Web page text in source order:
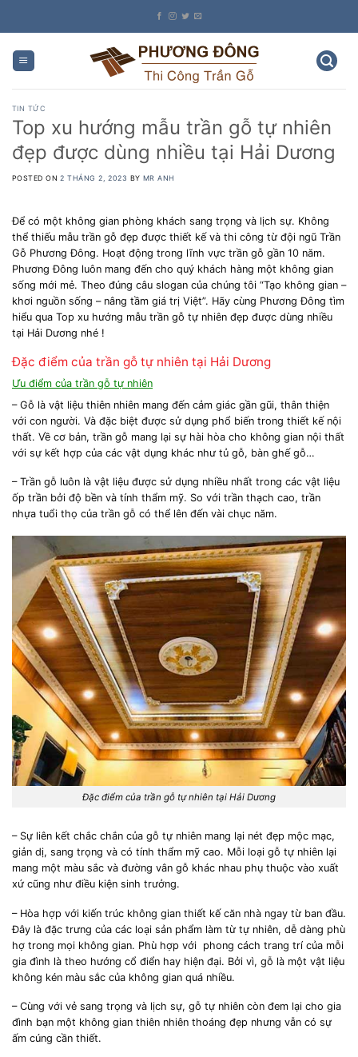
TIN TỨC
Top xu hướng mẫu trần gỗ tự nhiên
đẹp được dùng nhiều tại Hải Dương
POSTED ON2 THÁNG 2, 2023 BY MR ANH
Để có một không gian phòng khách sang trọng và lịch sự. Không
thể thiếu mẫu trần gỗ đẹp được thiết kế và thi công từ đội ngũ Trần
Gỗ Phương Đông. Hoạt động trong lĩnh vực trần gỗ gần 10 năm.
Phương Đông luôn mang đến cho quý khách hàng một không gian
sống mới mẻ. Theo đúng câu slogan của chúng tôi “Tạo không gian –
khơi nguồn sống – nâng tầm giá trị Việt”. Hãy cùng Phương Đông tìm
hiểu qua Top xu hướng mẫu trần gỗ tự nhiên đẹp được dùng nhiều
tại Hải Dương nhé !
Đặc điểm của trần gỗ tự nhiên tại Hải Dương
Ưu điểm của trần gỗ tự nhiên
– Gỗ là vật liệu thiên nhiên mang đến cảm giác gần gũi, thân thiện
với con người. Và đặc biệt được sử dụng phổ biến trong thiết kế nội
thất. Về cơ bản, trần gỗ mang lại sự hài hòa cho không gian nội thất
với sự kết hợp của các vật dụng khác như tủ gỗ, bàn ghế gỗ…
– Trần gỗ luôn là vật liệu được sử dụng nhiều nhất trong các vật liệu
ốp trần bởi độ bền và tính thẩm mỹ. So với trần thạch cao, trần
nhựa tuổi thọ của trần gỗ có thể lên đến vài chục năm.
Đặc điểm của trần gỗ tự nhiên tại Hải Dương
– Sự liên kết chắc chắn của gỗ tự nhiên mang lại nét đẹp mộc mạc,
giản dị, sang trọng và có tính thẩm mỹ cao. Mỗi loại gỗ tự nhiên lại
mang một màu sắc và đường vân gỗ khác nhau phụ thuộc vào xuất
xứ cũng như điều kiện sinh trưởng.
– Hòa hợp với kiến trúc không gian thiết kế căn nhà ngay từ ban đầu.
Đây là đặc trưng của các loại sản phẩm làm từ tự nhiên, dễ dàng phù
hợ trong mọi không gian. Phù hợp với phong cách trang trí của mỗi
gia đình là theo hướng cổ điển hay hiện đại. Bởi vì, gỗ là một vật liệu
không kén màu sắc của không gian quá nhiều.
– Cùng với vẻ sang trọng và lịch sự, gỗ tự nhiên còn đem lại cho gia
đình bạn một không gian thiên nhiên thoáng đẹp nhưng vẫn có sự
ấm cúng cần thiết.